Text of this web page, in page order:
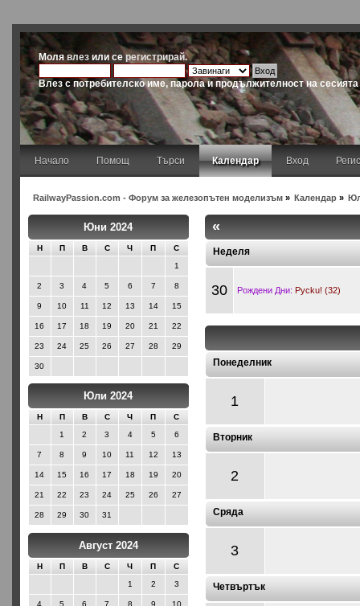
Молявлез или серегистрирай.
Влез с потребителско име, парола и продължителност на сесията
Начало Помощ Търси Календар Вход
RailwayPassion.com - Форум за железопътен моделизъм» Календар »
Юни 2024
Н П В С Ч П
С
1
2 3 4 5 6 7 8
9 10 11 12 13 14 15
16 17 18 19 20 21 22
23 24 25 26 27 28 29
30
Юли 2024
Н П В С Ч П
С
1
2 3 4 5 6
7 8 9 10 11 12 13
14 15 16 17 18 19 20
21 22 23 24 25 26 27
28 29 30 31
Август 2024
Н П В С Ч П
С
1
2 3
4 5 6 7 8 9 10
«
Неделя
30 Рождени Дни: Pycku! (32)
Понеделник
1
Вторник
2
Сряда
3
Четвъртък